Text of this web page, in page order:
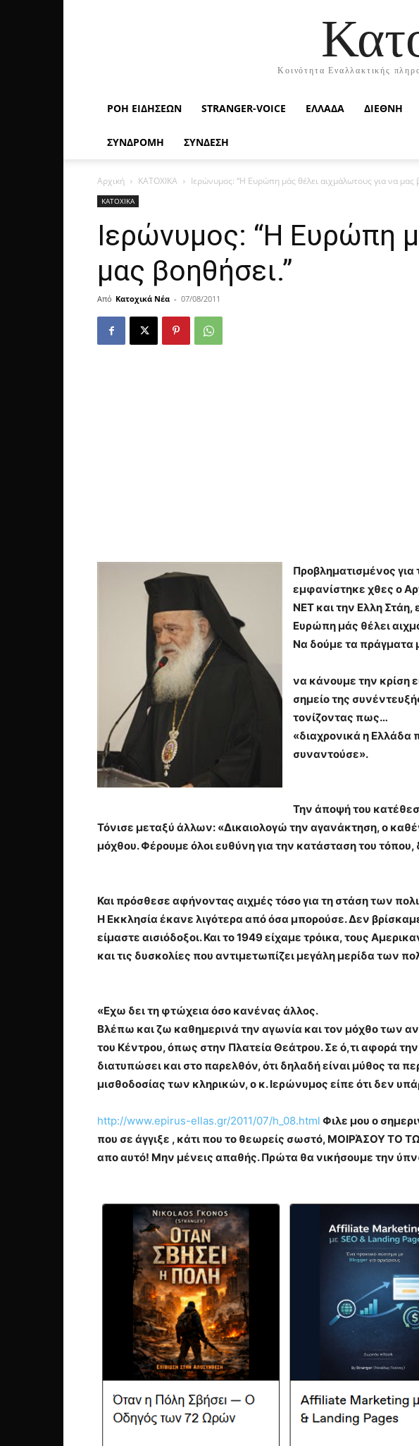
Κοινότητα Εναλλακτικής
ΡΟΉ ΕΙΔΉΣΕΩΝ STRANGER-VOICE ΕΛΛΑΔΑ ΔΙΕΘΝΗ
ΣΥΝΔΡΟΜΗ ΣΥΝΔΕΣΗ
Αρχική ΚΑΤΟΧΙΚΑ Ιερώνυμος: “H Ευρώπη μάς θέλει αιχμάλωτους για να μας
ΚΑΤΟΧΙΚΑ
Ιερώνυμος: “H Ευρώπη
μας βοηθήσει.”
Από Κατοχικά Νέα - 07/08/2011
Προβληματισμένος
εμφανίστηκε χθες ο
ΝΕΤ και την Ελλη
Ευρώπη μάς θέλει
Να δούμε τα πράγματα
να κάνουμε την κρίση
σημείο της
τονίζοντας πως…
«διαχρονικά η Ελλάδα
συναντούσε».
Την άποψή του
Τόνισε μεταξύ άλλων: «Δικαιολογώ την αγανάκτηση, ο
μόχθου. Φέρουμε όλοι ευθύνη για την κατάσταση του
Και πρόσθεσε αφήνοντας αιχμές τόσο για τη στάση των
Η Εκκλησία έκανε λιγότερα από όσα μπορούσε. Δεν
είμαστε αισιόδοξοι. Και το 1949 είχαμε τρόικα, τους
και τις δυσκολίες που αντιμετωπίζει μεγάλη μερίδα των
«Εχω δει τη φτώχεια όσο κανένας άλλος.
Βλέπω και ζω καθημερινά την αγωνία και τον μόχθο των
του Κέντρου, όπως στην Πλατεία Θεάτρου. Σε ό,τι αφορά
διατυπώσει και στο παρελθόν, ότι δηλαδή είναι μύθος τα
μισθοδοσίας των κληρικών, ο κ. Ιερώνυμος είπε ότι δεν
http://www.epirus-ellas.gr/2011/07/h_08.html Φιλε μου ο
που σε άγγιξε , κάτι που το θεωρείς σωστό, ΜΟΙΡΆΣΟΥ ΤΟ
απο αυτό! Μην μένεις απαθής. Πρώτα θα νικήσουμε την